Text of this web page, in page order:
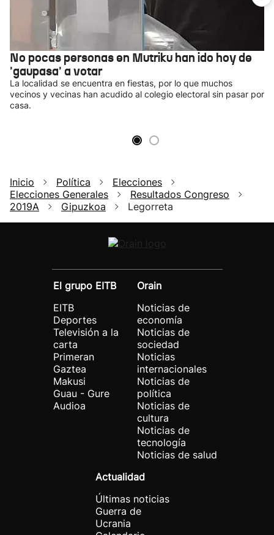
No pocas personas en Mutriku han ido hoy de
'gaupasa' a votar
La localidad se encuentra en fiestas, por lo que muchos
vecinos y vecinas han acudido al colegio electoral sin pasar por
casa.
Inicio Política
Elecciones
Elecciones Generales
Resultados Congreso
2019A
Gipuzkoa Legorreta
El grupo EITB
EITB
Deportes
Televisión a la
carta
Primeran
Gaztea
Makusi
Guau - Gure
Audioa
Orain
Noticias de
economía
Noticias de
sociedad
Noticias
internacionales
Noticias de
política
Noticias de
cultura
Noticias de
tecnología
Noticias de salud
Actualidad
Últimas noticias
Guerra de
Ucrania